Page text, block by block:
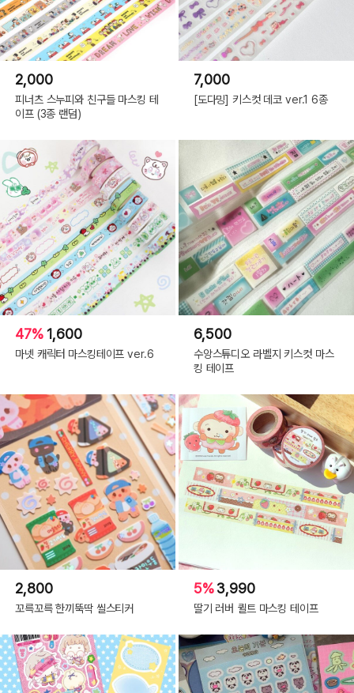
2,000
피너츠 스누피와 친구들 마스킹 테
이프 (3종 랜덤)
7,000
[도다밍] 키스컷 데코 ver.1 6종
47% 1,600
마넷 캐릭터 마스킹테이프 ver.6
6,500
수앙스튜디오 라벨지 키스컷 마스
킹 테이프
2,800
꼬륵꼬륵 한끼뚝딱 씰스티커
5%3,990
딸기 러버 퀼트 마스킹 테이프